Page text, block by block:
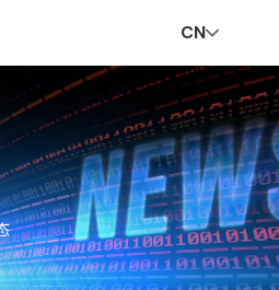
页
走
进
创
新
新
闻会
招
贤
联
系
V
R
CN